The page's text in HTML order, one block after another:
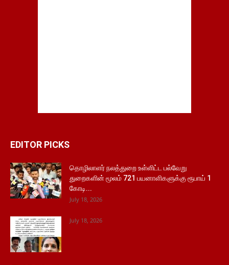
EDITOR PICKS
தொழிலாளர் நலத்துறை உள்ளிட்ட பல்வேறு
துறைகளின் மூலம் 721 பயனாளிகளுக்கு ரூபாய் 1
கோடி...
July 18, 2026
July 18, 2026